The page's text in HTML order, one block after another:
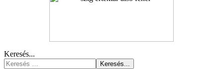
Keresés...
Keresés...